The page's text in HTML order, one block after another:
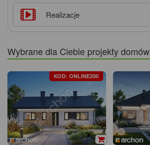
Realizacje
Wybrane dla Ciebie projekty domów
KOD: ONLINE200